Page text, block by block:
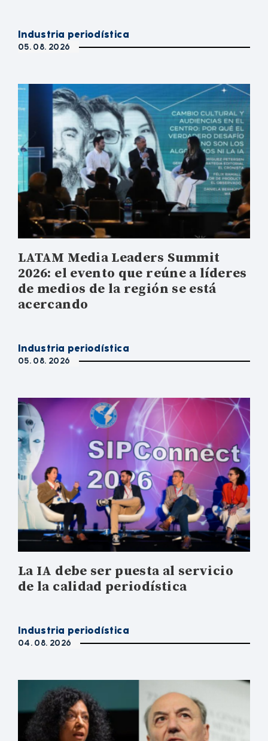
Industria periodística
05. 08. 2026
LATAM Media Leaders Summit
2026: el evento que reúne a líderes
de medios de la región se está
acercando
Industria periodística
05. 08. 2026
La IA debe ser puesta al servicio
de la calidad periodística
Industria periodística
04. 08. 2026